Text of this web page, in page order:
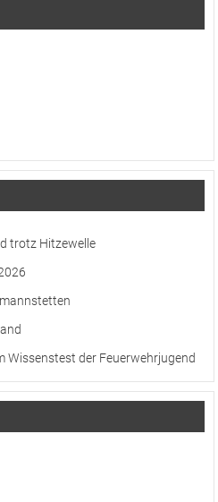
trotz Hitzewelle
Wissenstest der Feuerwehrjugend